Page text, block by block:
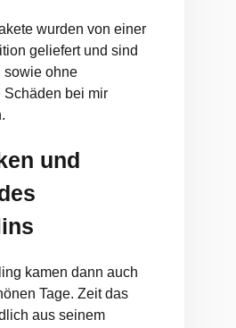
wurden von einer
geliefert und sind
sowie ohne
Schäden bei mir
und
kamen dann auch
Tage. Zeit das
aus seinem